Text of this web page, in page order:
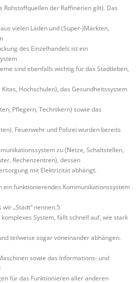
Rohstoffquellen der Raffinerien gilt). Das
vielen Läden und (Super-)Märkten,
des Einzelhandels ist ein
sind ebenfalls wichtig für das Stadtleben,
Hochschulen), das Gesundheitssystem
Pflegern, Technikern) sowie das
Feuerwehr und Polizei wurden bereits
zu (Netze, Schaltstellen,
Rechenzentren), dessen
mit Elektrizität abhängt.
ein funktionierendes Kommunikationssystem
„Stadt“ nennen.5
System, fällt schnell auf, wie stark
teilweise sogar voneinander abhängen.
sowie das Informations- und
für das Funktionieren aller anderen